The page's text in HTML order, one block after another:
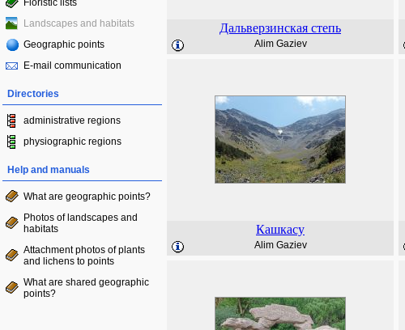
Floristic lists
Landscapes and habitats
Geographic points
E-mail communication
Directories
administrative regions
physiographic regions
Help and manuals
What are geographic points?
Photos of landscapes and
habitats
Attachment photos of plants
and lichens to points
What are shared geographic
points?
Дальверзинская степь
Alim Gaziev
Кашкасу
Alim Gaziev